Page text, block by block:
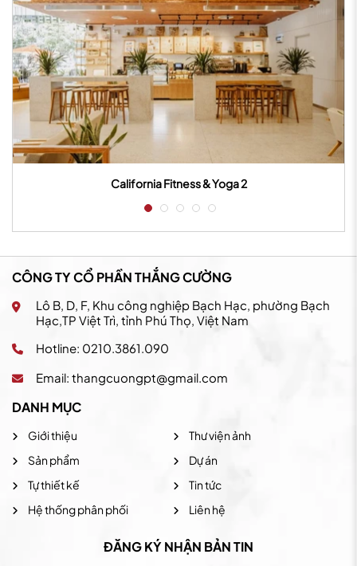
California Fitness & Yoga 2
CÔNG TY CỔ PHẦN THẮNG CƯỜNG
Lô B, D, F, Khu công nghiệp Bạch Hạc, phường Bạch
Hạc,TP Việt Trì, tỉnh Phú Thọ, Việt Nam
Hotline: 0210.3861.090
Email: thangcuongpt@gmail.com
DANH MỤC
Giới thiệu
Sản phẩm
Tự thiết kế
Hệ thống phân phối
Thư viện ảnh
Dự án
Tin tức
Liên hệ
ĐĂNG KÝ NHẬN BẢN TIN